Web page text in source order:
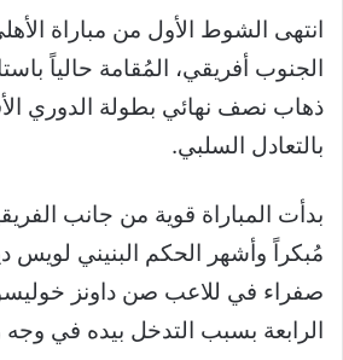
انتهى الشوط الأول من مباراة
الجنوب أفريقي، المُقامة حالياً
ذهاب نصف نهائي بطولة الدوري
بالتعادل السلبي.
بدأت المباراة قوية من جانب
مُبكراً وأشهر الحكم البنيني لويس
صفراء في للاعب صن داونز
الرابعة بسبب التدخل بيده في